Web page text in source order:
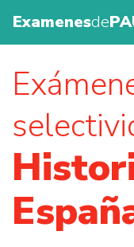
Examenesde